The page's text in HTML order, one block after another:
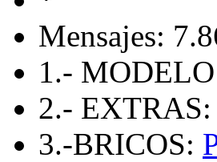
Mensajes:
1.-
2.- EXTRAS:
3.-BRICOS: